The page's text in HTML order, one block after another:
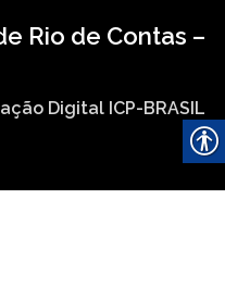
Rio de Contas –
Digital ICP-BRASIL